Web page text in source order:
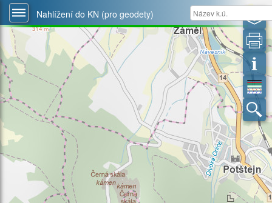
Nahlížení do KN (pro geodety)